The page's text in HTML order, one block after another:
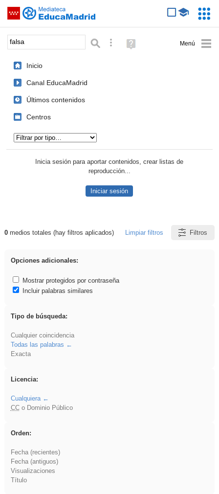
Saltar navegación
Palabra o frase: Búsqueda avanzada
Ayuda
(en
Inicio
Canal EducaMadrid
Últimos contenidos
Centros
Inicia sesión para aportar contenidos, crear listas de
reproducción...
Iniciar sesión
Resultados de: falsa
0medios totales (hay filtros aplicados) Limpiar filtros Filtros
Opciones adicionales:
Mostrar protegidos por contraseña
Incluir palabras similares
Tipo de búsqueda:
Cualquier coincidencia
Todas las palabras
Exacta
Licencia:
Cualquiera
CCo Dominio Público
Orden:
Fecha (recientes)
Fecha (antiguos)
Visualizaciones
Título